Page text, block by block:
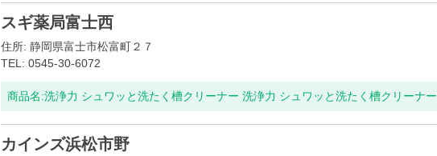
スギ薬局富士西
住所: 静岡県富士市松富町２７
TEL: 0545-30-6072
商品名:洗浄力 シュワッと洗たく槽クリーナー 洗浄力 シュワッと洗たく槽クリーナー
カインズ浜松市野